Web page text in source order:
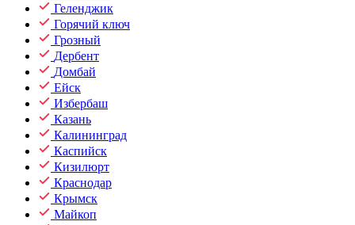
Геленджик
Горячий ключ
Грозный
Дербент
Домбай
Ейск
Избербаш
Казань
Калининград
Каспийск
Кизилюрт
Краснодар
Крымск
Майкоп